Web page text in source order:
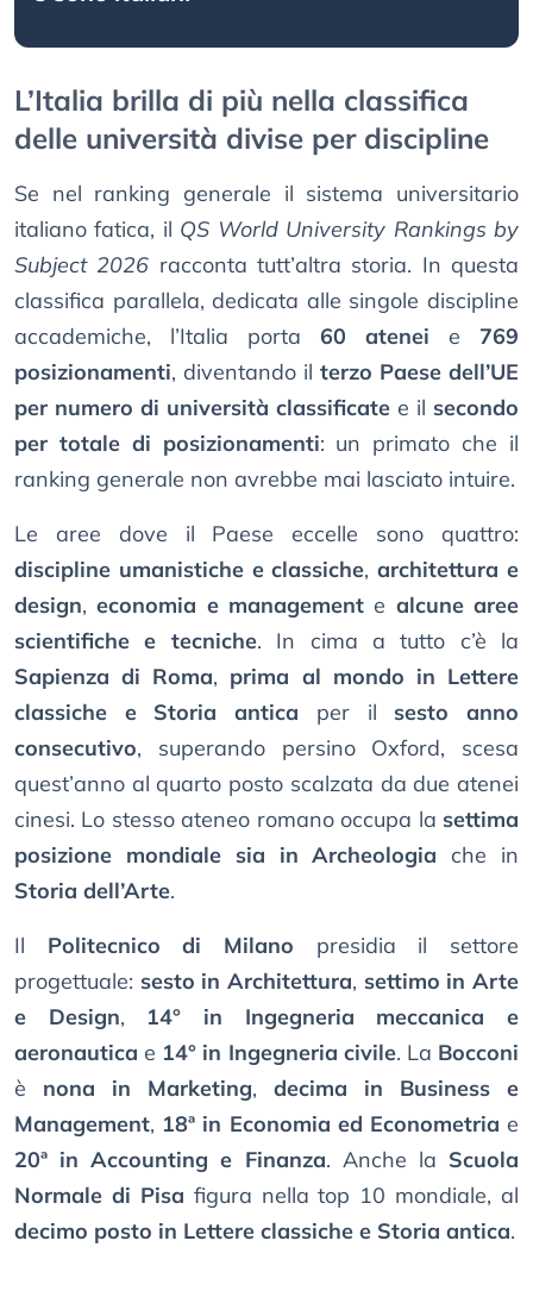
L’Italia brilla di più nella classifica
delle università divise per discipline
Se nel ranking generale il sistema universitario
italiano fatica, il QS World University Rankings by
Subject 2026 racconta tutt’altra storia. In questa
classifica parallela, dedicata alle singole discipline
accademiche, l’Italia porta 60 atenei e 769
posizionamenti, diventando il terzo Paese dell’UE
per numero di università classificate e il secondo
per totale di posizionamenti: un primato che il
ranking generale non avrebbe mai lasciato intuire.
Le aree dove il Paese eccelle sono quattro:
discipline umanistiche e classiche,architettura e
design,economia e management e alcune aree
scientifiche e tecniche. In cima a tutto c’è la
Sapienza di Roma, prima al mondo in Lettere
classiche e Storia antica per il sesto anno
consecutivo, superando persino Oxford, scesa
quest’anno al quarto posto scalzata da due atenei
cinesi. Lo stesso ateneo romano occupa la settima
posizione mondiale sia in Archeologia che in
Storia dell’Arte.
Il Politecnico di Milano presidia il settore
progettuale: sesto in Architettura, settimo in Arte
e Design, 14° in Ingegneria meccanica e
aeronautica e 14° in Ingegneria civile. La Bocconi
è nona in Marketing, decima in Business e
Management, 18ª in Economia ed Econometria e
20ª in Accounting e Finanza. Anche la Scuola
Normale di Pisa figura nella top 10 mondiale, al
decimo posto in Lettere classiche e Storia antica.